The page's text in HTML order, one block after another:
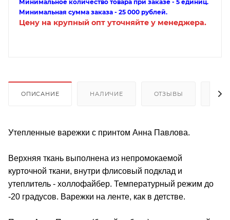
Минимальное количество товара при заказе - 5 единиц.
Минимальная сумма заказа - 25 000 рублей.
Цену на крупный опт уточняйте у менеджера.
ОПИСАНИЕ НАЛИЧИЕ ОТЗЫВЫ
Утепленные варежки с принтом Анна Павлова.
Верхняя ткань выполнена из непромокаемой
курточной ткани, внутри флисовый подклад и
утеплитель - холлофайбер. Температурный режим до
-20 градусов. Варежки на ленте, как в детстве.